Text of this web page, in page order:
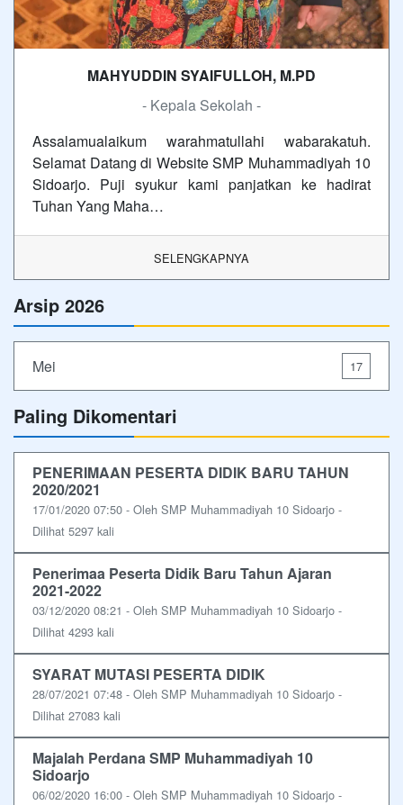
MAHYUDDIN SYAIFULLOH, M.PD
- Kepala Sekolah -
Assalamualaikum warahmatullahi wabarakatuh.
Selamat Datang di Website SMP Muhammadiyah 10
Sidoarjo. Puji syukur kami panjatkan ke hadirat
Tuhan Yang Maha…
SELENGKAPNYA
Arsip 2026
Mei 17
Paling Dikomentari
PENERIMAAN PESERTA DIDIK BARU TAHUN
2020/2021
17/01/2020 07:50 - Oleh SMP Muhammadiyah 10 Sidoarjo -
Dilihat 5297 kali
Penerimaa Peserta Didik Baru Tahun Ajaran
2021-2022
03/12/2020 08:21 - Oleh SMP Muhammadiyah 10 Sidoarjo -
Dilihat 4293 kali
SYARAT MUTASI PESERTA DIDIK
28/07/2021 07:48 - Oleh SMP Muhammadiyah 10 Sidoarjo -
Dilihat 27083 kali
Majalah Perdana SMP Muhammadiyah 10
Sidoarjo
06/02/2020 16:00 - Oleh SMP Muhammadiyah 10 Sidoarjo -